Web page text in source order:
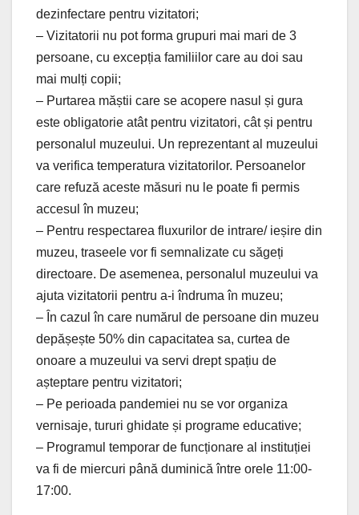
dezinfectare pentru vizitatori;
– Vizitatorii nu pot forma grupuri mai mari de 3
persoane, cu excepția familiilor care au doi sau
mai mulți copii;
– Purtarea măștii care se acopere nasul și gura
este obligatorie atât pentru vizitatori, cât și pentru
personalul muzeului. Un reprezentant al muzeului
va verifica temperatura vizitatorilor. Persoanelor
care refuză aceste măsuri nu le poate fi permis
accesul în muzeu;
– Pentru respectarea fluxurilor de intrare/ ieșire din
muzeu, traseele vor fi semnalizate cu săgeți
directoare. De asemenea, personalul muzeului va
ajuta vizitatorii pentru a-i îndruma în muzeu;
– În cazul în care numărul de persoane din muzeu
depășește 50% din capacitatea sa, curtea de
onoare a muzeului va servi drept spațiu de
așteptare pentru vizitatori;
– Pe perioada pandemiei nu se vor organiza
vernisaje, tururi ghidate și programe educative;
– Programul temporar de funcționare al instituției
va fi de miercuri până duminică între orele 11:00-
17:00.